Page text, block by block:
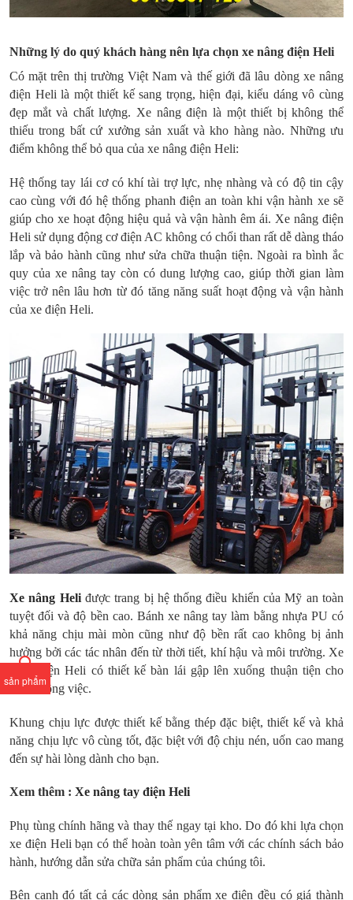
sản phẩm
Những lý do quý khách hàng nên lựa chọn xe nâng điện Heli
Có mặt trên thị trường Việt Nam và thế giới đã lâu dòng xe nâng
điện Heli là một thiết kế sang trọng, hiện đại, kiểu dáng vô cùng
đẹp mắt và chất lượng. Xe nâng điện là một thiết bị không thể
thiếu trong bất cứ xưởng sản xuất và kho hàng nào. Những ưu
điểm không thể bỏ qua của xe nâng điện Heli:
Hệ thống tay lái cơ có khí tài trợ lực, nhẹ nhàng và có độ tin cậy
cao cùng với đó hệ thống phanh điện an toàn khi vận hành xe sẽ
giúp cho xe hoạt động hiệu quả và vận hành êm ái. Xe nâng điện
Heli sử dụng động cơ điện AC không có chổi than rất dễ dàng tháo
lắp và bảo hành cũng như sửa chữa thuận tiện. Ngoài ra bình ắc
quy của xe nâng tay còn có dung lượng cao, giúp thời gian làm
việc trở nên lâu hơn từ đó tăng năng suất hoạt động và vận hành
của xe điện Heli.
Xe nâng Heliđược trang bị hệ thống điều khiển của Mỹ an toàn
tuyệt đối và độ bền cao. Bánh xe nâng tay làm bằng nhựa PU có
khả năng chịu mài mòn cũng như độ bền rất cao không bị ảnh
hưởng bởi các tác nhân đến từ thời tiết, khí hậu và môi trường. Xe
nâng điện Heli có thiết kế bàn lái gập lên xuống thuận tiện cho
nhiều công việc.
Khung chịu lực được thiết kế bằng thép đặc biệt, thiết kế và khả
năng chịu lực vô cùng tốt, đặc biệt với độ chịu nén, uốn cao mang
đến sự hài lòng dành cho bạn.
Xem thêm : Xe nâng tay điện Heli
Phụ tùng chính hãng và thay thế ngay tại kho. Do đó khi lựa chọn
xe điện Heli bạn có thể hoàn toàn yên tâm với các chính sách bảo
hành, hướng dẫn sửa chữa sản phẩm của chúng tôi.
Bên cạnh đó tất cả các dòng sản phẩm xe điện đều có giá thành